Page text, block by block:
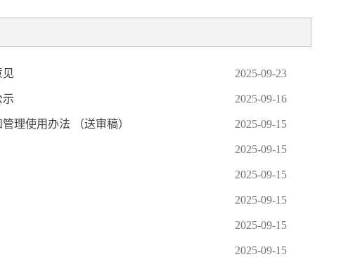
见 2025-09-23
示 2025-09-16
理使用办法 （送审稿） 2025-09-15
2025-09-15
2025-09-15
2025-09-15
2025-09-15
2025-09-15